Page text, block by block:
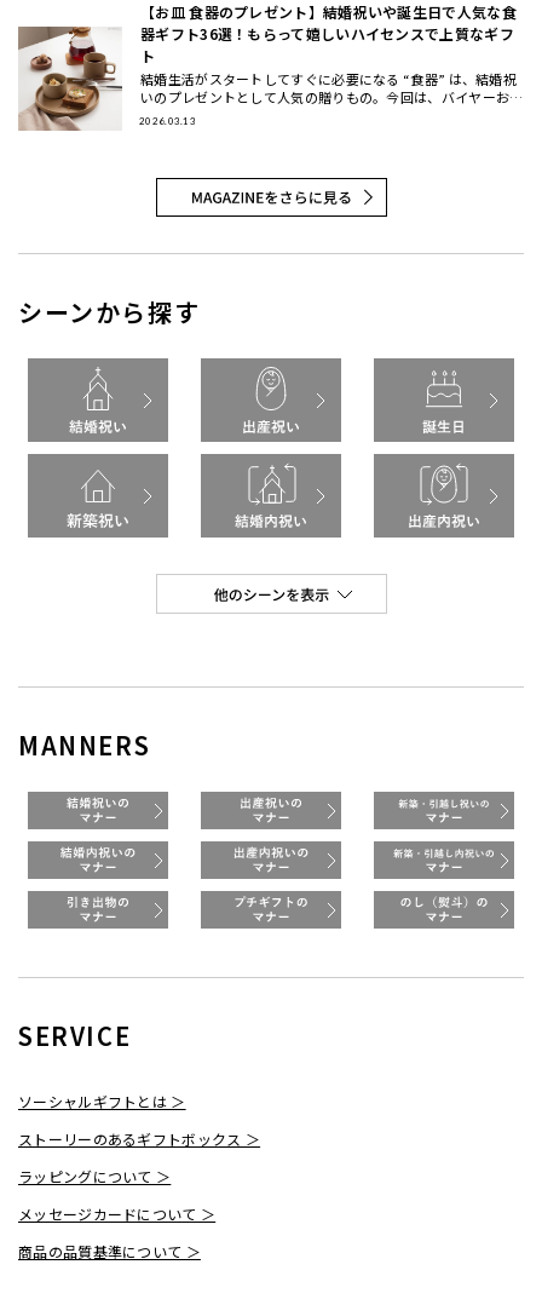
【お皿 食器のプレゼント】結婚祝いや誕生日で人気な食
器ギフト36選！もらって嬉しいハイセンスで上質なギフ
ト
結婚生活がスタートしてすぐに必要になる “食器” は、結婚祝
いのプレゼントとして人気の贈りもの。今回は、バイヤーおす
すめの食器ギフトをご紹介します。大切な方に喜んでもらえる
2026.03.13
シーンから探す
MANNERS
SERVICE
ソーシャルギフトとは ＞
ストーリーのあるギフトボックス ＞
ラッピングについて ＞
メッセージカードについて ＞
商品の品質基準について ＞